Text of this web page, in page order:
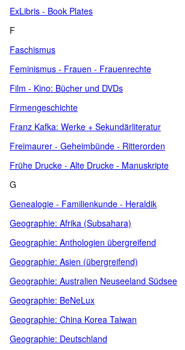
ExLibris - Book Plates
F
Faschismus
Feminismus - Frauen - Frauenrechte
Film - Kino: Bücher und DVDs
Firmengeschichte
Franz Kafka: Werke + Sekundärliteratur
Freimaurer - Geheimbünde - Ritterorden
Frühe Drucke - Alte Drucke - Manuskripte
G
Genealogie - Familienkunde - Heraldik
Geographie: Afrika (Subsahara)
Geographie: Anthologien übergreifend
Geographie: Asien (übergreifend)
Geographie: Australien Neuseeland Südsee
Geographie: BeNeLux
Geographie: China Korea Taiwan
Geographie: Deutschland